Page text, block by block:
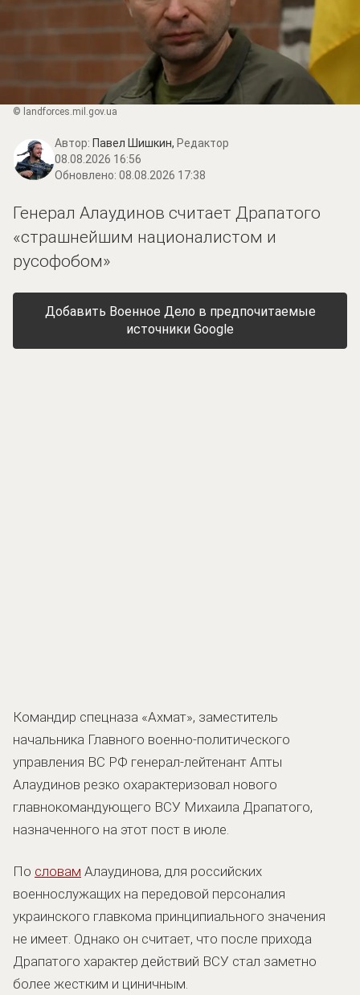
© landforces.mil.gov.ua
Автор: Павел Шишкин, Редактор
08.08.2026 16:56
Обновлено: 08.08.2026 17:38
Генерал Алаудинов считает Драпатого
«страшнейшим националистом и
русофобом»
Добавить Военное Дело в предпочитаемые
источники Google
Командир спецназа «Ахмат», заместитель
начальника Главного военно-политического
управления ВС РФ генерал-лейтенант Апты
Алаудинов резко охарактеризовал нового
главнокомандующего ВСУ Михаила Драпатого,
назначенного на этот пост в июле.
По словам Алаудинова, для российских
военнослужащих на передовой персоналия
украинского главкома принципиального значения
не имеет. Однако он считает, что после прихода
Драпатого характер действий ВСУ стал заметно
более жестким и циничным.